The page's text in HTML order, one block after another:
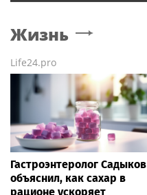
Жизнь
Life24.pro
Гастроэнтеролог Садыков
объяснил, как сахар в
рационе ускоряет